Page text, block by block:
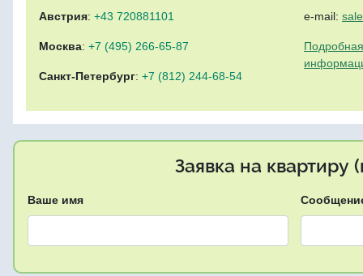
Австрия: +43 720881101
Москва: +7 (495) 266-65-87
Санкт-Петербург: +7 (812) 244-68-54
e-mail:
Заявка на квартиру
Ваше имя